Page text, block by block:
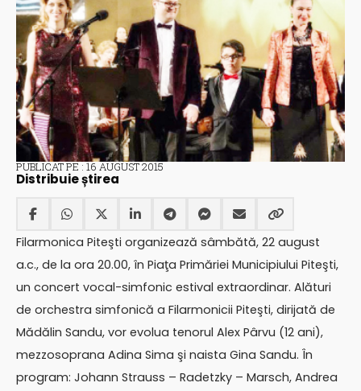
PUBLICAT PE : 16 AUGUST 2015
Distribuie știrea
Filarmonica Piteşti organizează sâmbătă, 22 august
a.c., de la ora 20.00, în Piaţa Primăriei Municipiului Piteşti,
un concert vocal-simfonic estival extraordinar. Alături
de orchestra simfonică a Filarmonicii Piteşti, dirijată de
Mădălin Sandu, vor evolua tenorul Alex Pârvu (12 ani),
mezzosoprana Adina Sima şi naista Gina Sandu. În
program: Johann Strauss – Radetzky – Marsch, Andrea